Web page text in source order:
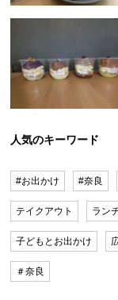
人気のキーワード
#お出かけ #奈良
テイクアウト ラン
子どもとお出かけ
＃奈良